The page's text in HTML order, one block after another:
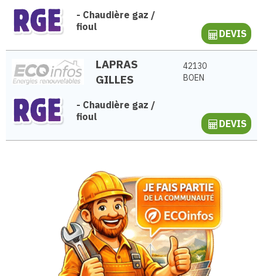
- Chaudière gaz /
fioul
DEVIS
LAPRAS
GILLES
42130
BOEN
- Chaudière gaz /
fioul
DEVIS